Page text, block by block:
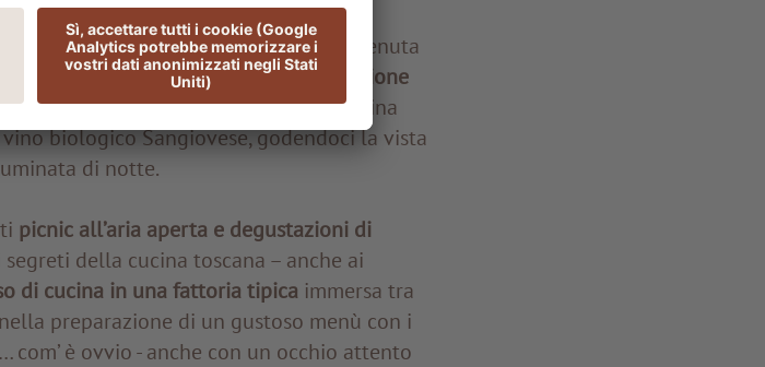
di lunatra gli uliveti e i vigneti della Tenuta
di pace ci dedicheremo allameditazione
del gusto: faremo tappa presso la cantina
biologico Sangiovese, godendoci la vista
di notte.
picnic all’aria aperta e degustazioni di
segreti della cucina toscana – anche ai
di cucina in una fattoria tipicaimmersa tra
preparazione di un gustoso menù con i
è ovvio - anche con un occhio attento